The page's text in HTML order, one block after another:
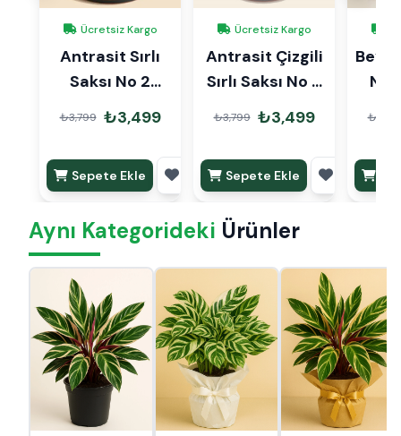
Ücretsiz Kargo
Antrasit Sırlı
Saksı No 2
Ø20cm
₺3,799 ₺3,499
Sepete Ekle
Ücretsiz Kargo
Antrasit Çizgili
Sırlı Saksı No 2
Ø20cm
₺3,799 ₺3,499
Sepete Ekle
No
Aynı Kategorideki Ürünler